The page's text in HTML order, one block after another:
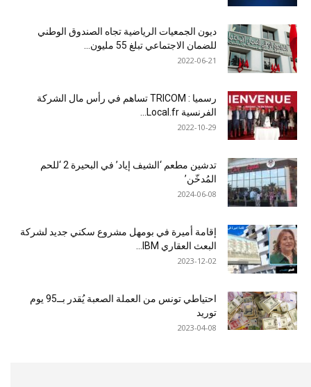
ديون الجمعيات الرياضية تجاه الصندوق الوطني
للضمان الاجتماعي تبلغ 55 مليون...
2022-06-21
رسميا : TRICOM تساهم في رأس مال الشركة
الفرنسية Local.fr...
2022-10-29
تدشين مطعم ‘الشيف إياد’ في البحيرة 2 ‘للحم
المُدخّن’
2024-06-08
إقامة أميرة في بومهل مشروع سكني جديد لشركة
البعث العقاري IBM...
2023-12-02
احتياطي تونس من العملة الصعبة يُقدر بــ95 يوم
توريد
2023-04-08